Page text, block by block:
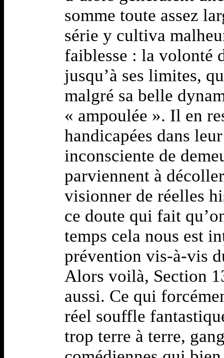
somme toute assez
série y cultiva
faiblesse : la volonté
jusqu’à ses limites,
malgré sa belle
« ampoulée ». Il en
handicapées dans
inconsciente de
parviennent à
visionner de réelles
ce doute qui fait
temps cela nous est
prévention vis-à-vis
Alors voilà, Section
aussi. Ce qui
réel souffle
trop terre à terre,